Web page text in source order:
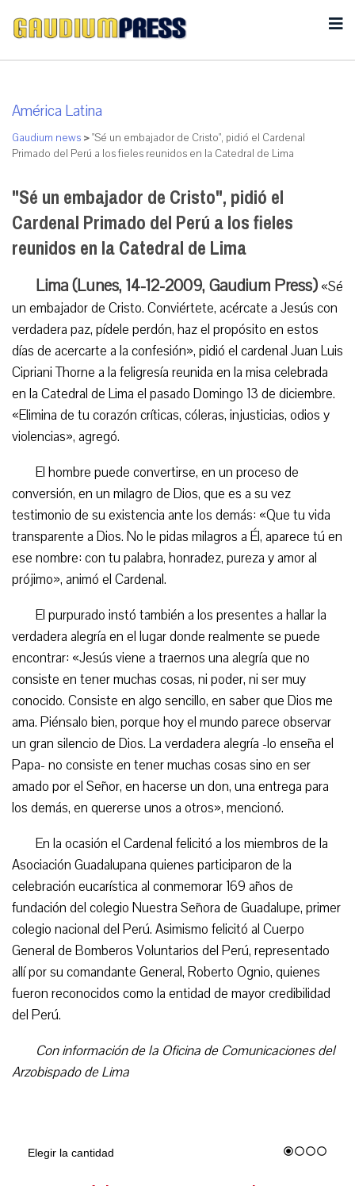
América Latina
Gaudium news >"Sé un embajador de Cristo", pidió el Cardenal
Primado del Perú a los fieles reunidos en la Catedral de Lima
"Sé un embajador de Cristo", pidió el
Cardenal Primado del Perú a los fieles
reunidos en la Catedral de Lima
Lima (Lunes, 14-12-2009, Gaudium Press) «Sé
un embajador de Cristo. Conviértete, acércate a Jesús con
verdadera paz, pídele perdón, haz el propósito en estos
días de acercarte a la confesión», pidió el cardenal Juan Luis
Cipriani Thorne a la feligresía reunida en la misa celebrada
en la Catedral de Lima el pasado Domingo 13 de diciembre.
«Elimina de tu corazón críticas, cóleras, injusticias, odios y
violencias», agregó.
El hombre puede convertirse, en un proceso de
conversión, en un milagro de Dios, que es a su vez
testimonio de su existencia ante los demás: «Que tu vida
transparente a Dios. No le pidas milagros a Él, aparece tú en
ese nombre: con tu palabra, honradez, pureza y amor al
prójimo», animó el Cardenal.
El purpurado instó también a los presentes a hallar la
verdadera alegría en el lugar donde realmente se puede
encontrar: «Jesús viene a traernos una alegría que no
consiste en tener muchas cosas, ni poder, ni ser muy
conocido. Consiste en algo sencillo, en saber que Dios me
ama. Piénsalo bien, porque hoy el mundo parece observar
un gran silencio de Dios. La verdadera alegría -lo enseña el
Papa- no consiste en tener muchas cosas sino en ser
amado por el Señor, en hacerse un don, una entrega para
los demás, en quererse unos a otros», mencionó.
En la ocasión el Cardenal felicitó a los miembros de la
Asociación Guadalupana quienes participaron de la
celebración eucarística al conmemorar 169 años de
fundación del colegio Nuestra Señora de Guadalupe, primer
colegio nacional del Perú. Asimismo felicitó al Cuerpo
General de Bomberos Voluntarios del Perú, representado
allí por su comandante General, Roberto Ognio, quienes
fueron reconocidos como la entidad de mayor credibilidad
del Perú.
Con información de la Oficina de Comunicaciones del
Arzobispado de Lima